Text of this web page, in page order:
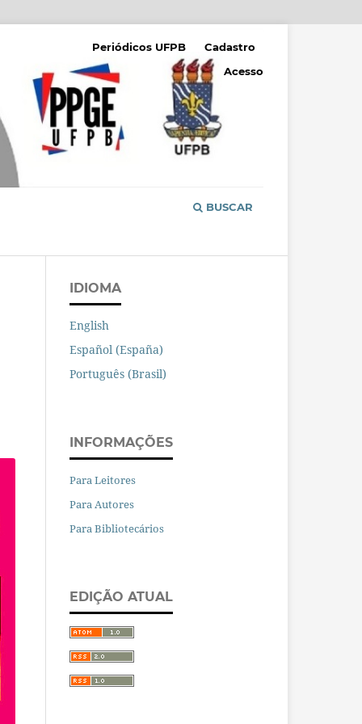
BUSCAR
Periódicos UFPB
Cadastro
Acesso
IDIOMA
English
Español (España)
Português (Brasil)
INFORMAÇÕES
Para Leitores
Para Autores
Para Bibliotecários
EDIÇÃO ATUAL